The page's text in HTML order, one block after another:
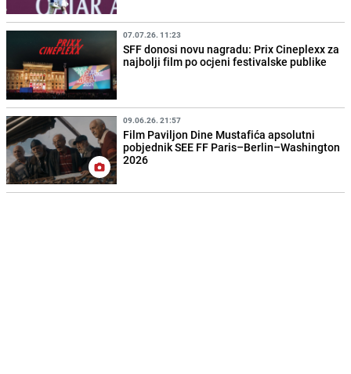
07.07.26. 11:23
SFF donosi novu nagradu: Prix Cineplexx za
najbolji film po ocjeni festivalske publike
09.06.26. 21:57
Film Paviljon Dine Mustafića apsolutni
pobjednik SEE FF Paris–Berlin–Washington
2026